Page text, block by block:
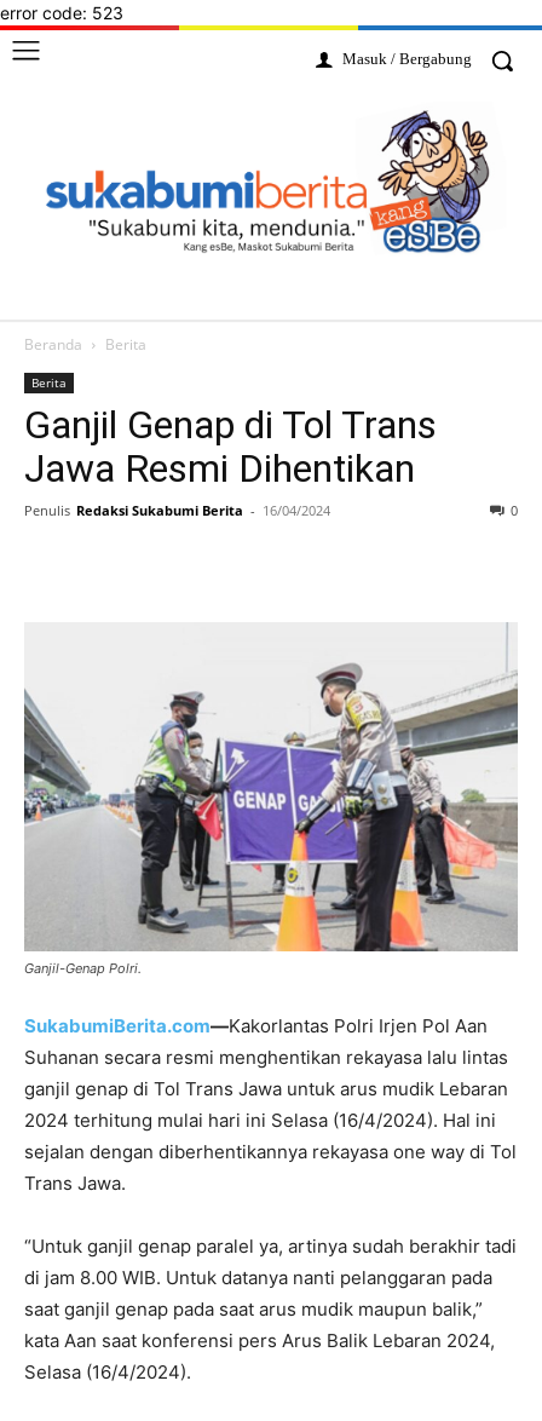
error code: 523
Masuk / Bergabung
Beranda Berita
Berita
Ganjil Genap di Tol Trans
Jawa Resmi Dihentikan
Penulis Redaksi Sukabumi Berita - 16/04/2024 0
Ganjil-Genap Polri.
SukabumiBerita.com—Kakorlantas Polri Irjen Pol Aan
Suhanan secara resmi menghentikan rekayasa lalu lintas
ganjil genap di Tol Trans Jawa untuk arus mudik Lebaran
2024 terhitung mulai hari ini Selasa (16/4/2024). Hal ini
sejalan dengan diberhentikannya rekayasa one way di Tol
Trans Jawa.
“Untuk ganjil genap paralel ya, artinya sudah berakhir tadi
di jam 8.00 WIB. Untuk datanya nanti pelanggaran pada
saat ganjil genap pada saat arus mudik maupun balik,”
kata Aan saat konferensi pers Arus Balik Lebaran 2024,
Selasa (16/4/2024).